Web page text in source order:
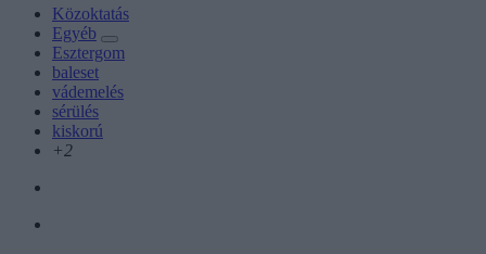
Közoktatás
Egyéb
Esztergom
baleset
vádemelés
sérülés
kiskorú
+2